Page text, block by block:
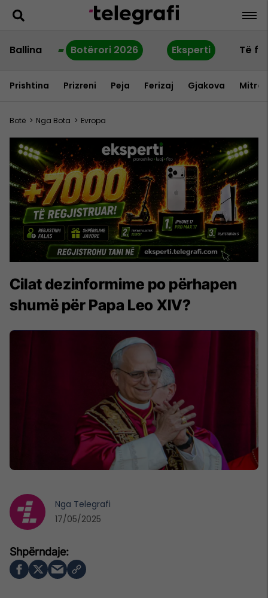
Ballina Botërori 2026 Eksperti Të
Prishtina Prizreni Peja Ferizaj Gjakova
Botë > Nga Bota > Evropa
Cilat dezinformime po përhapen
shumë për Papa Leo XIV?
Nga Telegrafi
17/05/2025